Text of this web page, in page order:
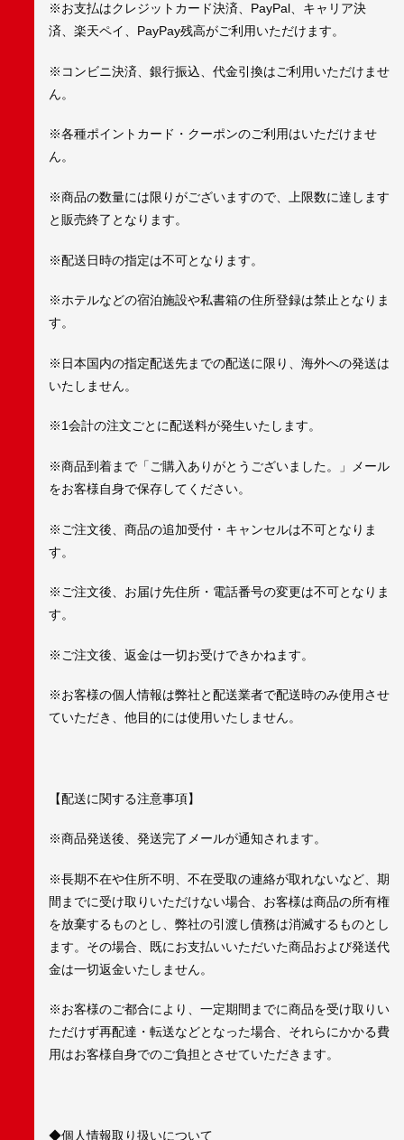
※お支払はクレジットカード決済、PayPal、キャリア決
済、楽天ペイ、PayPay残高がご利用いただけます。
※コンビニ決済、銀行振込、代金引換はご利用いただけませ
ん。
※各種ポイントカード・クーポンのご利用はいただけませ
ん。
※商品の数量には限りがございますので、上限数に達します
と販売終了となります。
※配送日時の指定は不可となります。
※ホテルなどの宿泊施設や私書箱の住所登録は禁止となりま
す。
※日本国内の指定配送先までの配送に限り、海外への発送は
いたしません。
※1会計の注文ごとに配送料が発生いたします。
※商品到着まで「ご購入ありがとうございました。」メール
をお客様自身で保存してください。
※ご注文後、商品の追加受付・キャンセルは不可となりま
す。
※ご注文後、お届け先住所・電話番号の変更は不可となりま
す。
※ご注文後、返金は一切お受けできかねます。
※お客様の個人情報は弊社と配送業者で配送時のみ使用させ
ていただき、他目的には使用いたしません。
【配送に関する注意事項】
※商品発送後、発送完了メールが通知されます。
※長期不在や住所不明、不在受取の連絡が取れないなど、期
間までに受け取りいただけない場合、お客様は商品の所有権
を放棄するものとし、弊社の引渡し債務は消滅するものとし
ます。その場合、既にお支払いいただいた商品および発送代
金は一切返金いたしません。
※お客様のご都合により、一定期間までに商品を受け取りい
ただけず再配達・転送などとなった場合、それらにかかる費
用はお客様自身でのご負担とさせていただきます。
◆個人情報取り扱いについて